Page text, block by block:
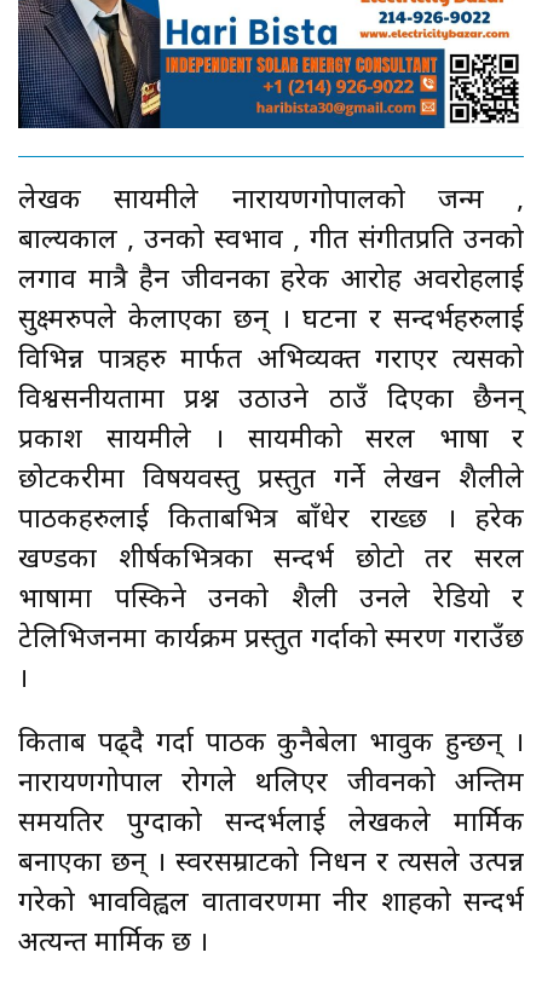
लेखक सायमीले नारायणगोपालको जन्म ,
बाल्यकाल , उनको स्वभाव , गीत संगीतप्रति उनको
लगाव मात्रै हैन जीवनका हरेक आरोह अवरोहलाई
सुक्ष्मरुपले केलाएका छन् । घटना र सन्दर्भहरुलाई
विभिन्न पात्रहरु मार्फत अभिव्यक्त गराएर त्यसको
विश्वसनीयतामा प्रश्न उठाउने ठाउँ दिएका छैनन्
प्रकाश सायमीले । सायमीको सरल भाषा र
छोटकरीमा विषयवस्तु प्रस्तुत गर्ने लेखन शैलीले
पाठकहरुलाई किताबभित्र बाँधेर राख्छ । हरेक
खण्डका शीर्षकभित्रका सन्दर्भ छोटो तर सरल
भाषामा पस्किने उनको शैली उनले रेडियो र
टेलिभिजनमा कार्यक्रम प्रस्तुत गर्दाको स्मरण गराउँछ
।
किताब पढ्दै गर्दा पाठक कुनैबेला भावुक हुन्छन् ।
नारायणगोपाल रोगले थलिएर जीवनको अन्तिम
समयतिर पुग्दाको सन्दर्भलाई लेखकले मार्मिक
बनाएका छन् । स्वरसम्राटको निधन र त्यसले उत्पन्न
गरेको भावविह्वल वातावरणमा नीर शाहको सन्दर्भ
अत्यन्त मार्मिक छ ।